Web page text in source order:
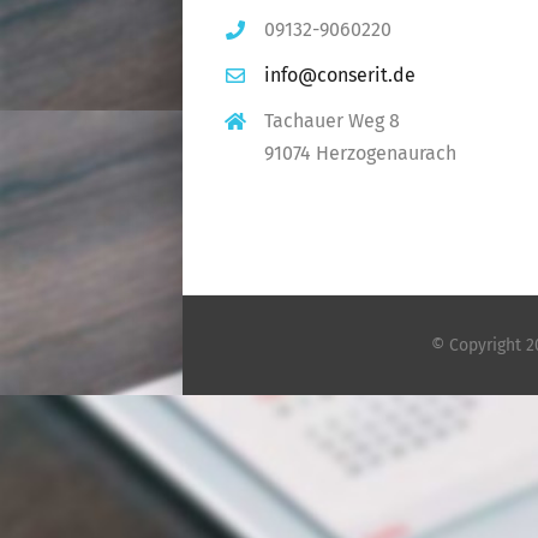
09132-9060220
info@conserit.de
Tachauer Weg 8
91074 Herzogenaurach
© Copyright